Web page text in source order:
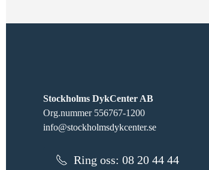
Stockholms DykCenter AB
Org.nummer 556767-1200
info@stockholmsdykcenter.se
Ring oss: 08 20 44 44